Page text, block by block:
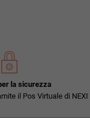
la sicurezza
il Pos Virtuale di NEXI